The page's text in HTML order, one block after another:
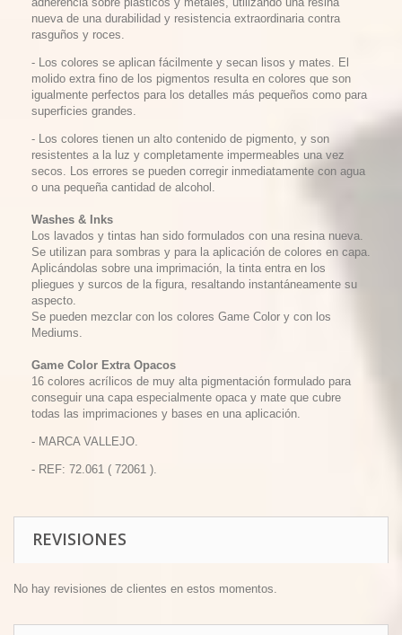
nueva de una durabilidad y resistencia extraordinaria contra
rasguños y roces.
- Los colores se aplican fácilmente y secan lisos y mates. El
molido extra fino de los pigmentos resulta en colores que son
igualmente perfectos para los detalles más pequeños como para
superficies grandes.
- Los colores tienen un alto contenido de pigmento, y son
resistentes a la luz y completamente impermeables una vez
secos. Los errores se pueden corregir inmediatamente con agua
o una pequeña cantidad de alcohol.
Washes & Inks
Los lavados y tintas han sido formulados con una resina nueva.
Se utilizan para sombras y para la aplicación de colores en capa.
Aplicándolas sobre una imprimación, la tinta entra en los
pliegues y surcos de la figura, resaltando instantáneamente su
aspecto.
Se pueden mezclar con los colores Game Color y con los
Mediums.
Game Color Extra Opacos
16 colores acrílicos de muy alta pigmentación formulado para
conseguir una capa especialmente opaca y mate que cubre
todas las imprimaciones y bases en una aplicación.
- MARCA VALLEJO.
- REF: 72.061 ( 72061 ).
REVISIONES
No hay revisiones de clientes en estos momentos.